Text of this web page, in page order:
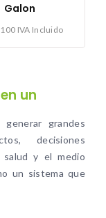
Galon
IVA Incluido
un
grandes
decisiones
salud y el medio
un sistema que